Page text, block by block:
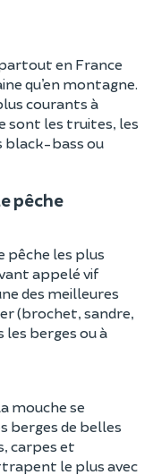
en France
qu’en montagne.
courants à
sont les truites, les
black-bass ou
pêche
pêche les plus
appelé vif
des meilleures
(brochet, sandre,
les berges ou à
mouche se
berges de belles
carpes et
le plus avec